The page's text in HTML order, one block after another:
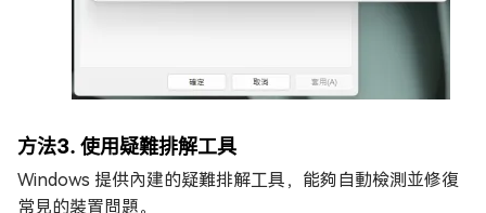
方法3. 使用疑難排解工具
Windows 提供內建的疑難排解工具，能夠自動檢測並修復
常見的裝置問題。